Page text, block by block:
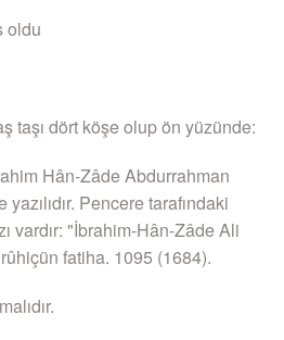
oldu
taşı dört köşe olup ön yüzünde:
Hân-Zâde Abdurrahman
Pencere tarafındaki
vardır: "İbrahim-Hân-Zâde Ali
fatiha. 1095 (1684).